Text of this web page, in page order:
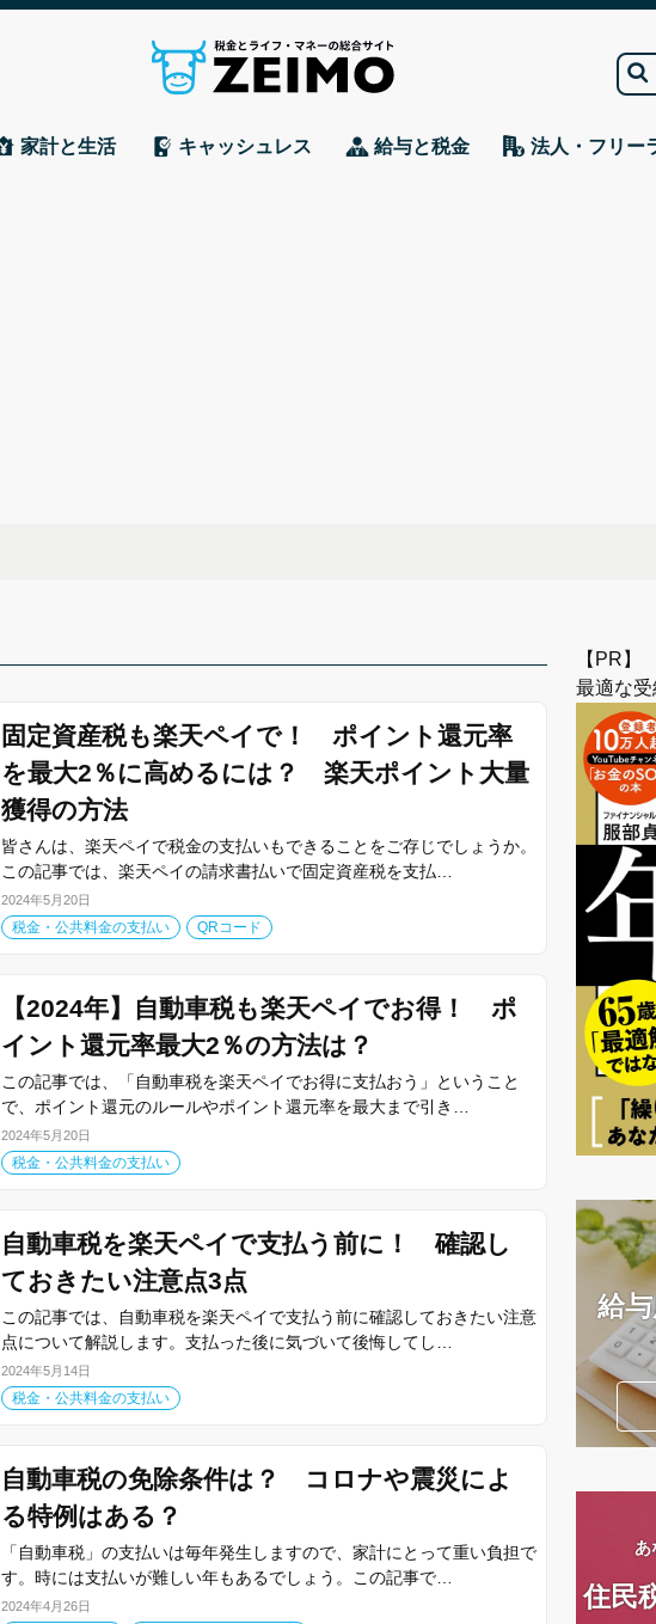
家計と生活 キャッシュレス 給与と税金 法人・フリー
固定資産税も楽天ペイで！ ポイント還元率
を最大2％に高めるには？ 楽天ポイント大量
獲得の方法
皆さんは、楽天ペイで税金の支払いもできることをご存じでしょうか。
この記事では、楽天ペイの請求書払いで固定資産税を支払…
2024年5月20日
税金・公共料金の支払い QRコード
【2024年】自動車税も楽天ペイでお得！ ポ
イント還元率最大2％の方法は？
この記事では、「自動車税を楽天ペイでお得に支払おう」ということ
で、ポイント還元のルールやポイント還元率を最大まで引き…
2024年5月20日
税金・公共料金の支払い
自動車税を楽天ペイで支払う前に！ 確認し
ておきたい注意点3点
この記事では、自動車税を楽天ペイで支払う前に確認しておきたい注意
点について解説します。支払った後に気づいて後悔してし…
2024年5月14日
税金・公共料金の支払い
自動車税の免除条件は？ コロナや震災によ
る特例はある？
「自動車税」の支払いは毎年発生しますので、家計にとって重い負担で
す。時には支払いが難しい年もあるでしょう。この記事で…
2024年4月26日
【PR】
最適な受
給
あ
住民